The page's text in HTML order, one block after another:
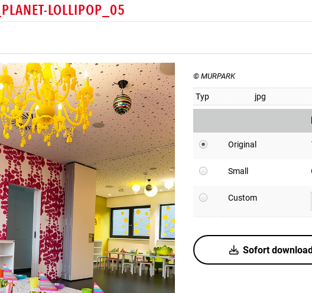
LOLLIPOP_05
© MURPARK
Typ jpg
Original
Small
Custom
Sofort